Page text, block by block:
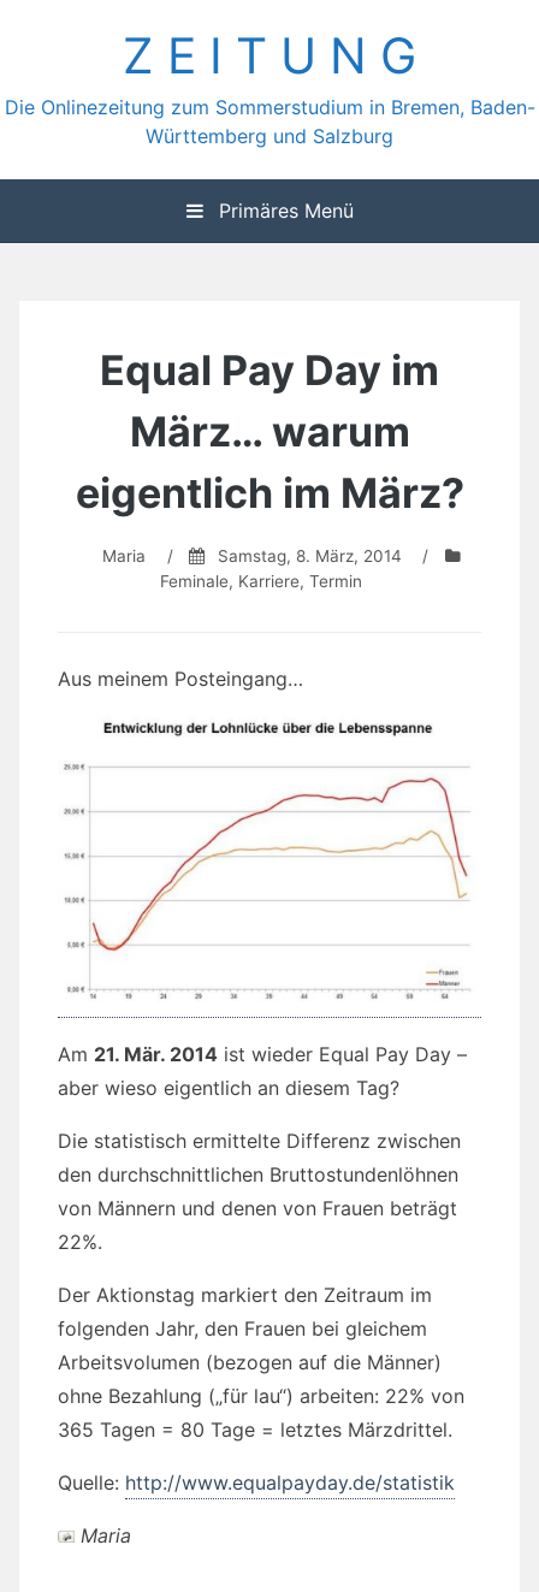
Z E I T U N G
Die Onlinezeitung zum Sommerstudium in Bremen, Baden-
Württemberg und Salzburg
Primäres Menü
Equal Pay Day im
März… warum
eigentlich im März?
Maria / Samstag, 8. März, 2014
/
Feminale, Karriere,Termin
Aus meinem Posteingang…
Am 21. Mär. 2014 ist wieder Equal Pay Day –
aber wieso eigentlich an diesem Tag?
Die statistisch ermittelte Differenz zwischen
den durchschnittlichen Bruttostundenlöhnen
von Männern und denen von Frauen beträgt
22%.
Der Aktionstag markiert den Zeitraum im
folgenden Jahr, den Frauen bei gleichem
Arbeitsvolumen (bezogen auf die Männer)
ohne Bezahlung („für lau“) arbeiten: 22% von
365 Tagen = 80 Tage = letztes Märzdrittel.
Quelle: http://www.equalpayday.de/statistik
Maria